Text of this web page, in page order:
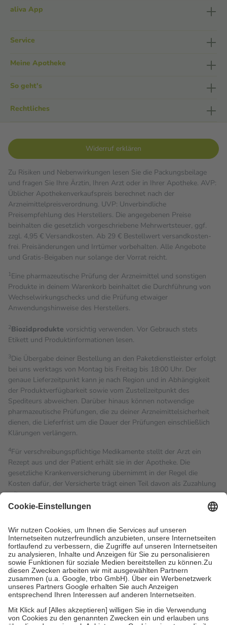
aliva App
Service
Meine Apotheke
So geht's
Rechtliches
Widerruf erklären
Zu Risiken und Nebenwirkungen lesen Sie die Packungsbeilage
und fragen Sie Ihre Ärztin, Ihren Arzt oder in Ihrer Apotheke. AVP:
Üblicher Apothekenverkaufspreis berechnet nach der
Arzneimittelpreisverordnung. UVP: Unverbindliche
Preisempfehlung des Herstellers. Die angegebenen Preise
beinhalten die gesetzlich vorgeschriebene Mehrwertsteuer, ggf.
zzgl. 4,95 € Versandkosten. Ab 29 € Bestell­wert versand­kosten­
frei. Preisänderungen und Irrtümer vorbehalten. Alle Angebote
und Gratis-Beigaben nur solange der Vorrat reicht.
1Eine pharmazeutische Prüfung der Arzneimittel und sonstigen
Produkte in deinem Warenkorb beinhaltet die Durchführung von
Wechselwirkungschecks und die Prüfung etwaiger
Anwendungshinweise des Herstellers.
2Biozidprodukte vorsichtig verwenden. Vor Gebrauch stets
Etikett und Produktinformationen lesen.
3Die Übergabe deiner Bestellung an den Paketdienstleister erfolgt
bei uns werktags von Montag bis Freitag bis 18:00 Uhr. Der
genaue Lieferzeitpunkt kann je nach Region und in Abhängigkeit
der Produktverfügbarkeit sowie vom Zustellzeitpunkt des
Spediteurs abweichen. Darüber hinaus können notwendige
pharmazeutische Prüfungen, die zu deiner Arzneimittelsicherheit
dienen, die Lieferfrist um die Dauer der Prüfungen einschließlich
Klärungen verlängern.
4Für verschreibungspflichtige Medikamente stellt der Arzt ein
Rezept aus und der Patient erhält sie in der Apotheke. Die
gesetzliche Krankenversicherung übernimmt in der Regel die
Kosten dafür, der Versicherte trägt einen Teil davon als Zuzahlung
mit.
Grundsätzlich leisten Mitglieder Zuzahlungen in Höhe von zehn
höchstens zehn Euro.
Es sind jedoch nie mehr als die
tatsächlichen Kosten der Leistung zu entrichten.
Diese Regeln gelten grundsätzlich auch für Online-Apotheken.
Bei Heilmitteln und häuslicher Krankenpflege beträgt die
Zuzahlung zehn Prozent der Kosten sowie zehn Euro je
Verordnung.
Um das Engagement der Versicherten für ihre eigene Gesundheit
zu stärken und die besondere Stellung der Familie zu unterstützen,
fallenkeine Zuzahlungenan bei:
• Kindern und Jugendlichen bis zum vollendeten 18. Lebensjahr